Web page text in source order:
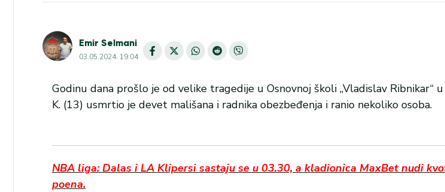
Emir Selmani
03.05.2024. 19:04
Godinu dana prošlo je od velike tragedije u Osnovnoj školi „Vladislav Ribnikar“
K. (13) usmrtio je devet mališana i radnika obezbeđenja i ranio nekoliko osoba.
NBA liga: Dalas i LA Klipersi sastaju se u 03.30, a kladionica MaxBet nudi
poena.